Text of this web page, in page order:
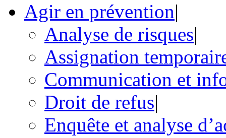
Agir en prévention|
Analyse de risques|
Assignation
Communication et
Droit de refus|
Enquête et analyse